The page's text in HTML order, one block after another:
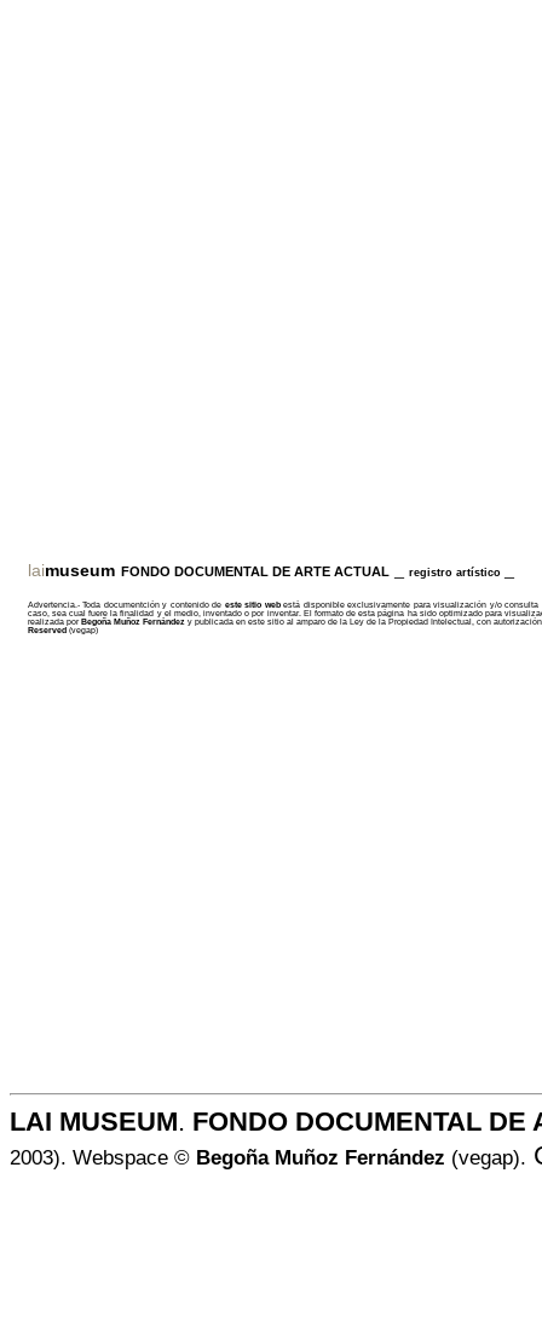
laimuseum FONDO DOCUMENTAL DE ARTE ACTUAL registro artístico
Advertencia.- Toda documentción y contenido de este sitio web está disponible exclusivamente para visualización y/o
caso, sea cual fuere la finalidad y el medio, inventado o por inventar. El formato de esta página ha sido optimizado para
realizada por Begoña Muñoz Fernández y publicada en este sitio al amparo de la Ley de la Propiedad Intelectual, con
Reserved (vegap)
LAI MUSEUM. FONDO DOCUMENTAL DE
2003). Webspace © Begoña Muñoz Fernández (vegap).